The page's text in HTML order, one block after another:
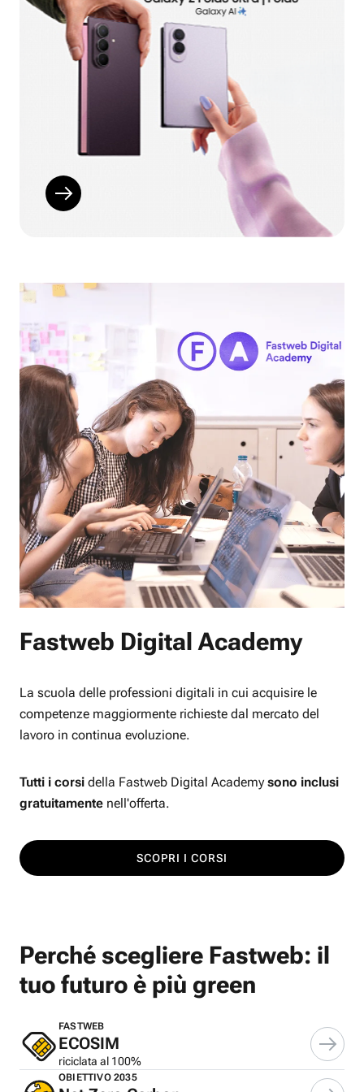
Fastweb Digital Academy
La scuola delle professioni digitali in cui acquisire le
competenze maggiormente richieste dal mercato del
lavoro in continua evoluzione.
Tutti i corsi della Fastweb Digital Academy sono inclusi
gratuitamente nell'offerta.
SCOPRI I CORSI
Perché scegliere Fastweb: il
tuo futuro è più green
FASTWEB
ECOSIM
riciclata al 100%
OBIETTIVO 2035